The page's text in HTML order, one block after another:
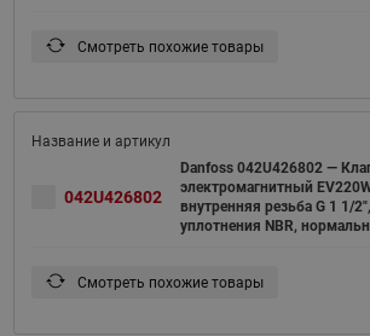
Смотреть похожие товары
042U426802
Danfoss 042U426802 —
электромагнитный
внутренняя резьба G 1 1/
уплотнения NBR,
Смотреть похожие товары